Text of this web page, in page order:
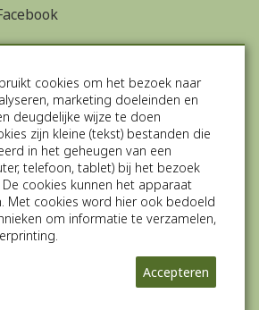
(Tiny houses)
cookies om het bezoek naar
marketing doeleinden en
deugdelijke wijze te doen
zijn kleine (tekst) bestanden die
in het geheugen van een
telefoon, tablet) bij het bezoek
cookies kunnen het apparaat
Met cookies word hier ook bedoeld
om informatie te verzamelen,
Accepteren